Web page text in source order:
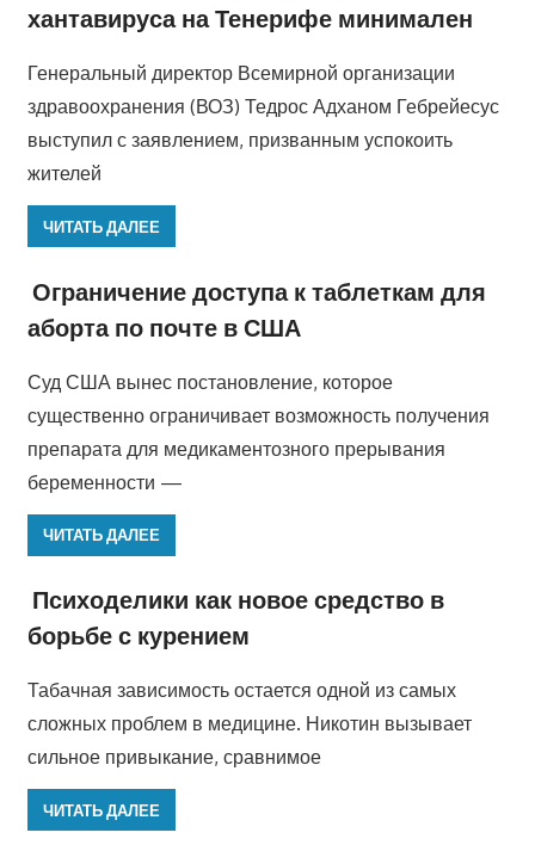
хантавируса на Тенерифе минимален
Генеральный директор Всемирной организации
здравоохранения (ВОЗ) Тедрос Адханом Гебрейесус
выступил с заявлением, призванным успокоить
жителей
ЧИТАТЬ ДАЛЕЕ
Ограничение доступа к таблеткам для
аборта по почте в США
Суд США вынес постановление, которое
существенно ограничивает возможность получения
препарата для медикаментозного прерывания
беременности —
ЧИТАТЬ ДАЛЕЕ
Психоделики как новое средство в
борьбе с курением
Табачная зависимость остается одной из самых
сложных проблем в медицине. Никотин вызывает
сильное привыкание, сравнимое
ЧИТАТЬ ДАЛЕЕ